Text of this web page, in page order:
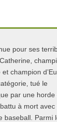
pour ses
champion
tué le
par une horde
à mort avec
baseball. Parmi